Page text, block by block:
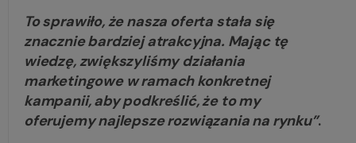
To sprawiło, że nasza oferta stała się
znacznie bardziej atrakcyjna. Mając tę
wiedzę, zwiększyliśmy działania
marketingowe w ramach konkretnej
kampanii, aby podkreślić, że to my
oferujemy najlepsze rozwiązania na rynku”.